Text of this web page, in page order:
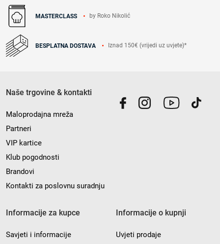
MASTERCLASS by Roko Nikolić
BESPLATNA DOSTAVA Iznad 150€ (vrijedi uz uvjete)*
Naše trgovine & kontakti
Maloprodajna mreža
Partneri
VIP kartice
Klub pogodnosti
Brandovi
Kontakti za poslovnu suradnju
Informacije za kupce
Savjeti i informacije
Informacije o kupnji
Uvjeti prodaje